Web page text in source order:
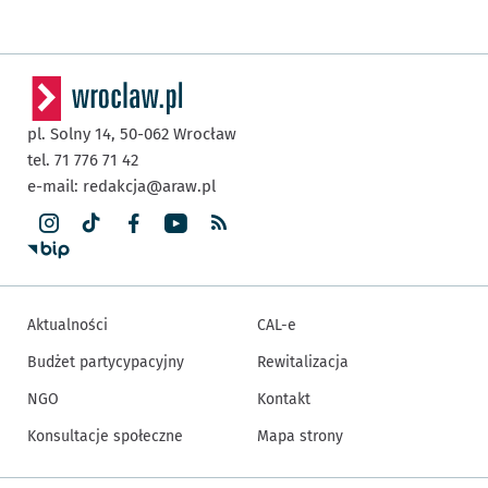
pl. Solny 14, 50-062 Wrocław
tel. 71 776 71 42
e-mail: redakcja@araw.pl
Aktualności
Budżet partycypacyjny
NGO
Konsultacje społeczne
CAL-e
Rewitalizacja
Kontakt
Mapa strony